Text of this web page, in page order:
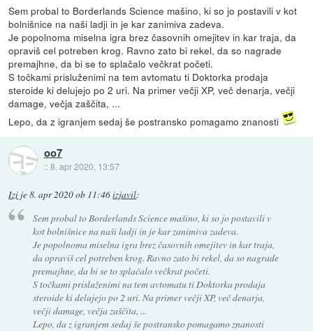
Sem probal to Borderlands Science mašino, ki so jo postavili v kot
bolnišnice na naši ladji in je kar zanimiva zadeva.
Je popolnoma miselna igra brez časovnih omejitev in kar traja, da
opraviš cel potreben krog. Ravno zato bi rekel, da so nagrade
premajhne, da bi se to splačalo večkrat početi.
S točkami prisluženimi na tem avtomatu ti Doktorka prodaja
steroide ki delujejo po 2 uri. Na primer večji XP, več denarja, večji
damage, večja zaščita, ...
Lepo, da z igranjem sedaj še postransko pomagamo znanosti
oo7
::8. apr 2020, 13:57
Izi je8. apr 2020 ob 11:46izjavil:
Sem probal to Borderlands Science mašino, ki so jo postavili v
kot bolnišnice na naši ladji in je kar zanimiva zadeva.
Je popolnoma miselna igra brez časovnih omejitev in kar traja,
da opraviš cel potreben krog. Ravno zato bi rekel, da so nagrade
premajhne, da bi se to splačalo večkrat početi.
S točkami prisluženimi na tem avtomatu ti Doktorka prodaja
steroide ki delujejo po 2 uri. Na primer večji XP, več denarja,
večji damage, večja zaščita, ...
Lepo, da z igranjem sedaj še postransko pomagamo znanosti